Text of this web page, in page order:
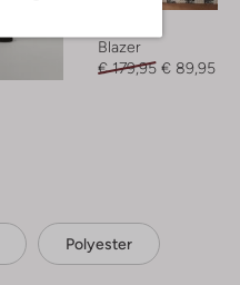
Blazer
€ 179,95 € 89,95
Polyester